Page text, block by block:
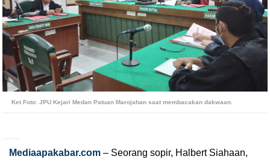
Ket Foto: JPU Kejari Medan Patuan Marojahan saat membacakan dakwaan.
Mediaapakabar.com – Seorang sopir, Halbert Siahaan,